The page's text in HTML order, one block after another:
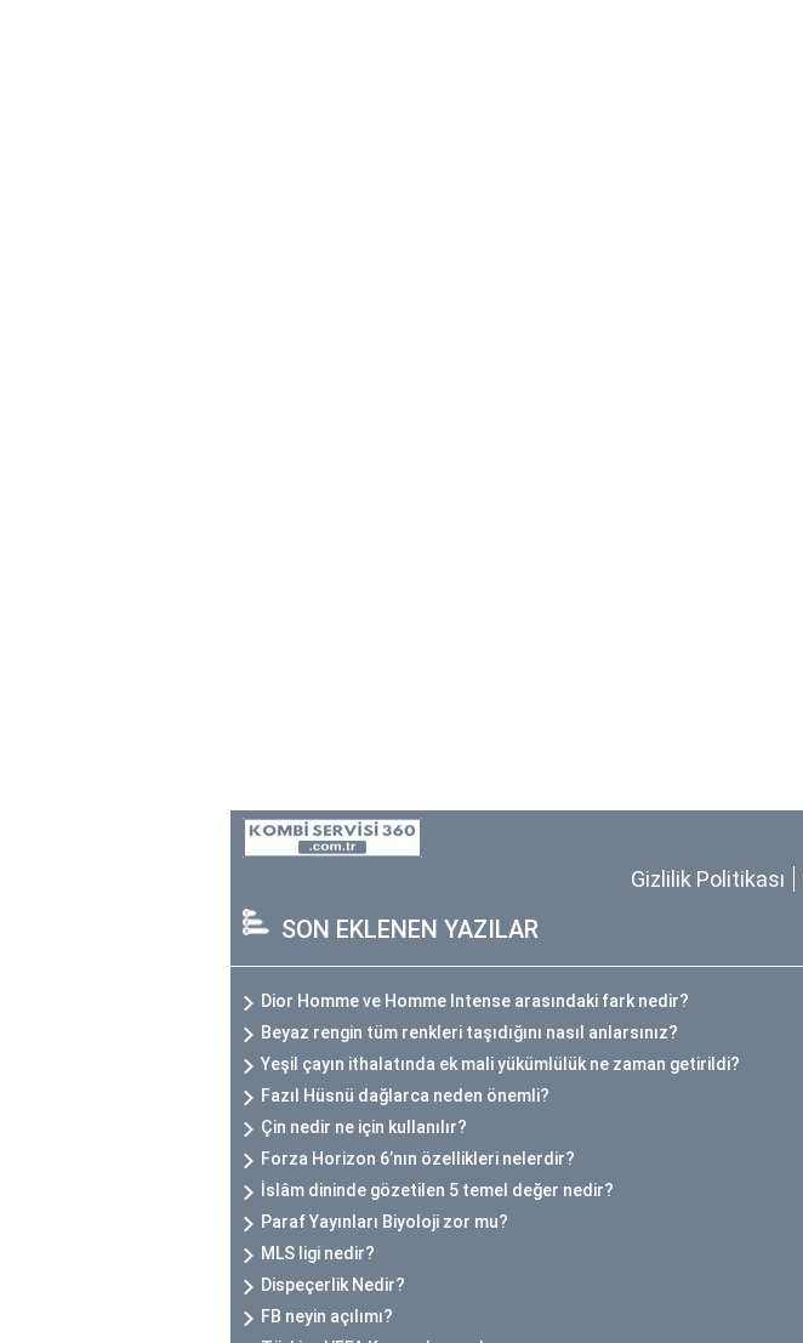
Gizlilik Politikası
SON EKLENEN YAZILAR
Dior Homme ve Homme Intense arasındaki fark nedir?
Beyaz rengin tüm renkleri taşıdığını nasıl anlarsınız?
Yeşil çayın ithalatında ek mali yükümlülük ne zaman getirildi?
Fazıl Hüsnü dağlarca neden önemli?
Çin nedir ne için kullanılır?
Forza Horizon 6’nın özellikleri nelerdir?
İslâm dininde gözetilen 5 temel değer nedir?
Paraf Yayınları Biyoloji zor mu?
MLS ligi nedir?
Dispeçerlik Nedir?
FB neyin açılımı?